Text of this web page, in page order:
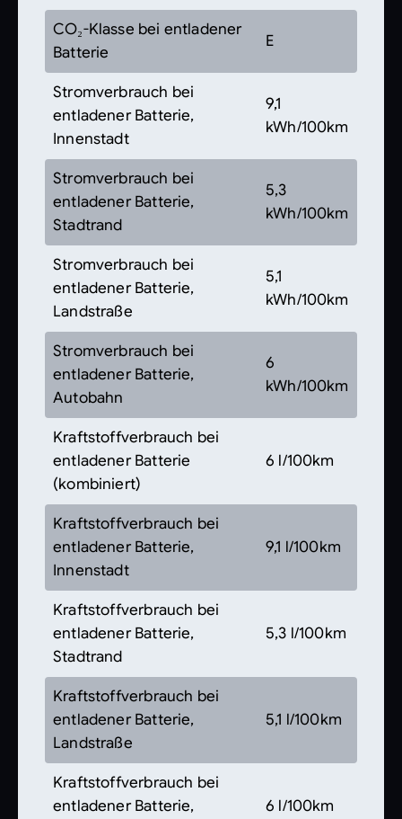
CO₂-Klasse bei entladener
Batterie
E
Stromverbrauch bei
entladener Batterie,
Innenstadt
9,1
kWh/100km
Stromverbrauch bei
entladener Batterie,
Stadtrand
5,3
kWh/100km
Stromverbrauch bei
entladener Batterie,
Landstraße
5,1
kWh/100km
Stromverbrauch bei
entladener Batterie,
Autobahn
6
kWh/100km
Kraftstoffverbrauch bei
entladener Batterie
(kombiniert)
6 l/100km
Kraftstoffverbrauch bei
entladener Batterie,
Innenstadt
9,1 l/100km
Kraftstoffverbrauch bei
entladener Batterie,
Stadtrand
5,3 l/100km
Kraftstoffverbrauch bei
entladener Batterie,
Landstraße
5,1 l/100km
Kraftstoffverbrauch bei
entladener Batterie,
6 l/100km